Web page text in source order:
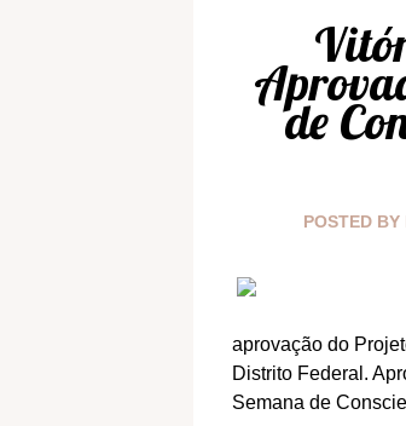
de
POSTED BY
aprovação do
Distrito Federal.
Semana de